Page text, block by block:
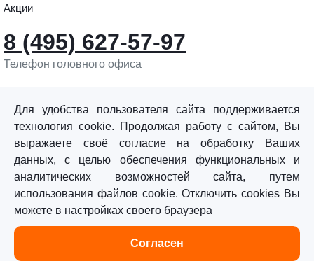
Акции
8 (495) 627-57-97
Телефон головного офиса
©«Sturm!» 2011–2026 ®
Все права защищены.
Политика обработки персональных данных
Для удобства пользователя сайта поддерживается
технология cookie. Продолжая работу с сайтом, Вы
выражаете своё согласие на обработку Ваших
данных, с целью обеспечения функциональных и
аналитических возможностей сайта, путем
использования файлов cookie. Отключить cookies Вы
можете в настройках своего браузера
Согласен